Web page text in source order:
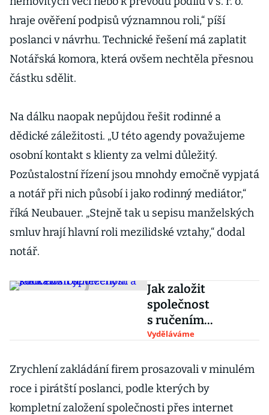
hraje ověření podpisů významnou roli,“ píší
poslanci v návrhu. Technické řešení má zaplatit
Notářská komora, která ovšem nechtěla přesnou
částku sdělit.
Na dálku naopak nepůjdou řešit rodinné a
dědické záležitosti. „U této agendy považujeme
osobní kontakt s klienty za velmi důležitý.
Pozůstalostní řízení jsou mnohdy emočně vypjatá
a notář při nich působí i jako rodinný mediátor,“
říká Neubauer. „Stejně tak u sepisu manželských
smluv hrají hlavní roli mezilidské vztahy,“ dodal
notář.
Jak založit
společnost
s ručením
omezeným a kolik
Vyděláváme
Zrychlení zakládání firem prosazovali v minulém
roce i pirátští poslanci, podle kterých by
kompletní založení společnosti přes internet